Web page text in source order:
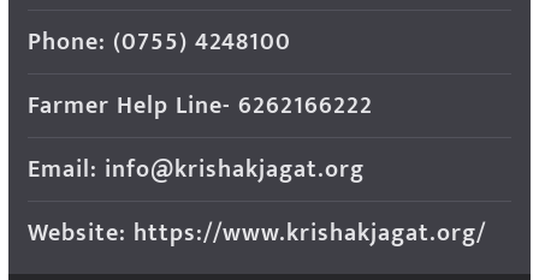
Phone: (0755) 4248100
Farmer Help Line- 6262166222
Email: info@krishakjagat.org
Website: https://www.krishakjagat.org/